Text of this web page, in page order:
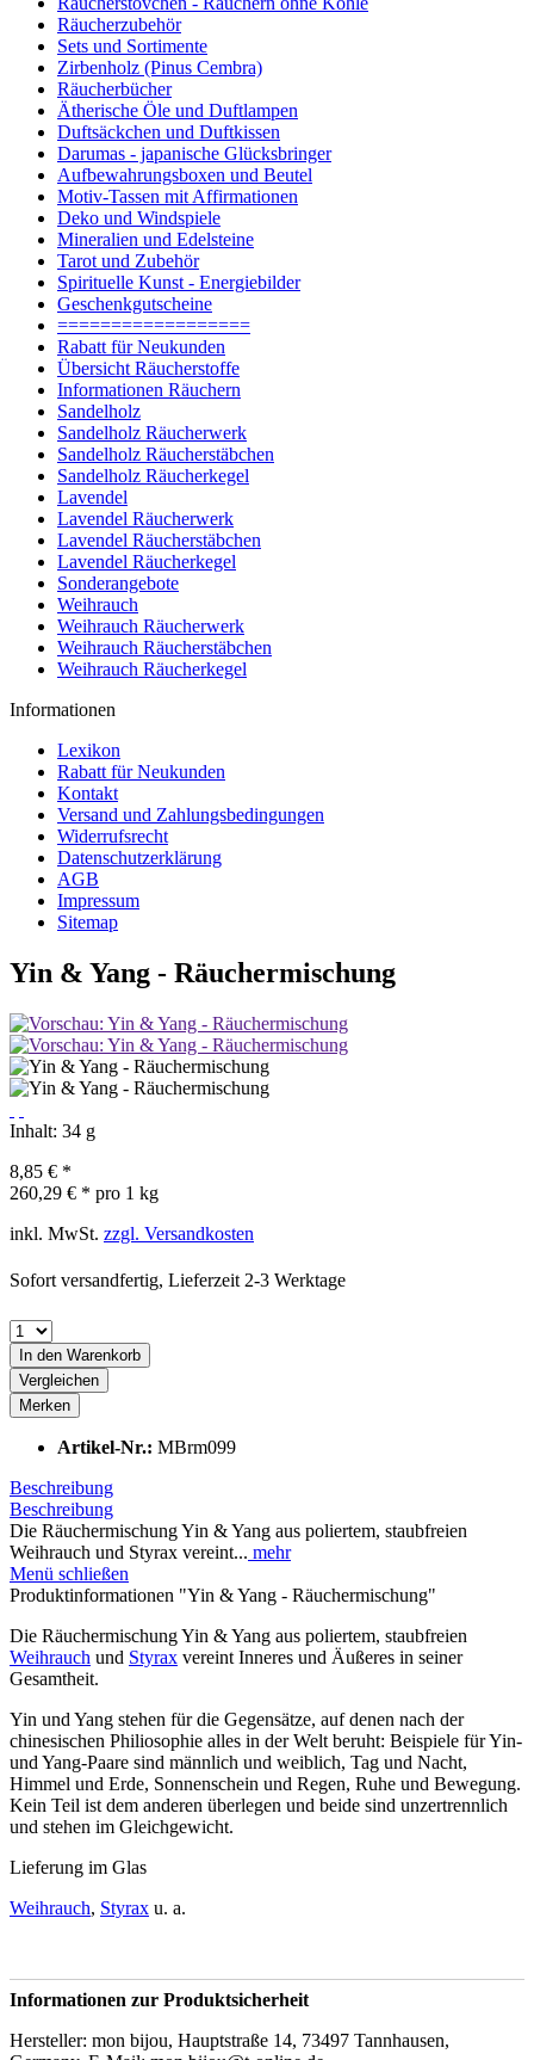
Räucherzubehör
Sets und Sortimente
Zirbenholz (Pinus Cembra)
Räucherbücher
Ätherische Öle und Duftlampen
Duftsäckchen und Duftkissen
Darumas - japanische Glücksbringer
Aufbewahrungsboxen und Beutel
Motiv-Tassen mit Affirmationen
Deko und Windspiele
Mineralien und Edelsteine
Tarot und Zubehör
Spirituelle Kunst - Energiebilder
Geschenkgutscheine
==================
Rabatt für Neukunden
Übersicht Räucherstoffe
Informationen Räuchern
Sandelholz
Sandelholz Räucherwerk
Sandelholz Räucherstäbchen
Sandelholz Räucherkegel
Lavendel
Lavendel Räucherwerk
Lavendel Räucherstäbchen
Lavendel Räucherkegel
Sonderangebote
Weihrauch
Weihrauch Räucherwerk
Weihrauch Räucherstäbchen
Weihrauch Räucherkegel
Informationen
Lexikon
Rabatt für Neukunden
Kontakt
Versand und Zahlungsbedingungen
Widerrufsrecht
Datenschutzerklärung
AGB
Impressum
Sitemap
Yin & Yang - Räuchermischung
Inhalt: 34 g
8,85 € *
260,29 € * pro 1 kg
inkl. MwSt. zzgl. Versandkosten
Sofort versandfertig, Lieferzeit 2-3 Werktage
In den Warenkorb
Vergleichen
Merken
Artikel-Nr.: MBrm099
Beschreibung
Beschreibung
Die Räuchermischung Yin & Yang aus poliertem, staubfreien
Weihrauch und Styrax vereint... mehr
Menü schließen
Produktinformationen "Yin & Yang - Räuchermischung"
Die Räuchermischung Yin & Yang aus poliertem, staubfreien
Weihrauch und Styrax vereint Inneres und Äußeres in seiner
Gesamtheit.
Yin und Yang stehen für die Gegensätze, auf denen nach der
chinesischen Philiosophie alles in der Welt beruht: Beispiele für Yin-
und Yang-Paare sind männlich und weiblich, Tag und Nacht,
Himmel und Erde, Sonnenschein und Regen, Ruhe und Bewegung.
Kein Teil ist dem anderen überlegen und beide sind unzertrennlich
und stehen im Gleichgewicht.
Lieferung im Glas
Weihrauch, Styrax u. a.
Informationen zur Produktsicherheit
Hersteller: mon bijou, Hauptstraße 14, 73497 Tannhausen,